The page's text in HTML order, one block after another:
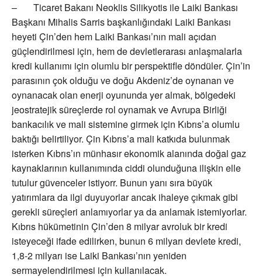
– Ticaret Bakanı Neoklis Silikyotis ile Laiki Bankası
Başkanı Mihalis Sarris başkanlığındaki Laiki Bankası
heyeti Çin’den hem Laiki Bankası’nın mali açıdan
güçlendirilmesi için, hem de devletlerarası anlaşmalarla
kredi kullanımı için olumlu bir perspektifle döndüler. Çin’in
parasının çok olduğu ve doğu Akdeniz’de oynanan ve
oynanacak olan enerji oyununda yer almak, bölgedeki
jeostratejik süreçlerde rol oynamak ve Avrupa Birliği
bankacılık ve mali sistemine girmek için Kıbrıs’a olumlu
baktığı belirtiliyor. Çin Kıbrıs’a mali katkıda bulunmak
isterken Kıbrıs’ın münhasır ekonomik alanında doğal gaz
kaynaklarının kullanımında ciddi olunduğuna ilişkin elle
tutulur güvenceler istiyorr. Bunun yanı sıra büyük
yatırımlara da ilgi duyuyorlar ancak ihaleye çıkmak gibi
gerekli süreçleri anlamıyorlar ya da anlamak istemiyorlar.
Kıbrıs hükümetinin Çin’den 8 milyar avroluk bir kredi
isteyeceği ifade edilirken, bunun 6 milyarı devlete kredi,
1,8-2 milyarı ise Laiki Bankası’nın yeniden
sermayelendirilmesi için kullanılacak.